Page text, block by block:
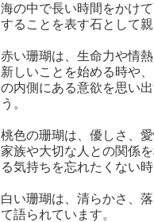
海の中で長い時間をかけ
することを表す石として
赤い珊瑚は、生命力や情
新しいことを始める時や
の内側にある意欲を思い
う。
桃色の珊瑚は、優しさ、
家族や大切な人との関係
る気持ちを忘れたくない
白い珊瑚は、清らかさ、
て語られています。